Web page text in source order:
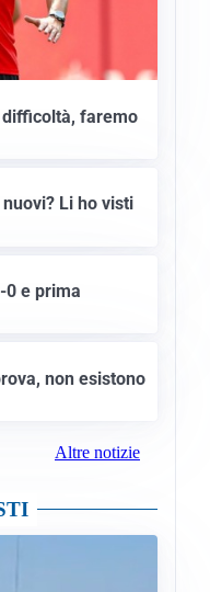
difficoltà, faremo
Li ho visti
0 e prima
non esistono
Altre notizie